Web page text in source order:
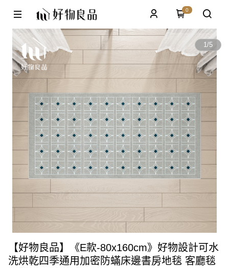
0
1/5
【好物良品】《E款-80x160cm》好物設計可水
洗烘乾四季通用加密防蟎床邊書房地毯 客廳毯